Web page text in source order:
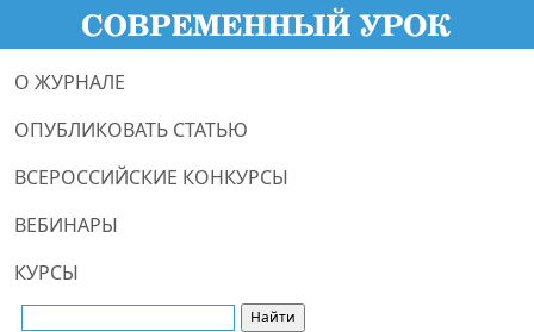
О ЖУРНАЛЕ
ОПУБЛИКОВАТЬ СТАТЬЮ
ВСЕРОССИЙСКИЕ КОНКУРСЫ
ВЕБИНАРЫ
КУРСЫ